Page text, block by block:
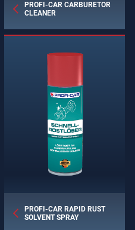
PROFI-CAR CARBURETOR
CLEANER
PROFI-CAR RAPID RUST
SOLVENT SPRAY